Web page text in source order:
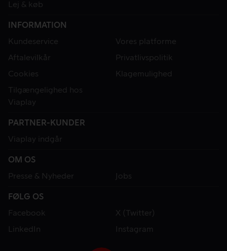
Lej & køb
INFORMATION
Kundeservice
Vores platforme
Aftalevilkår
Privatlivspolitik
Cookies
Klagemulighed
Tilgængelighed hos
Viaplay
PARTNER-KUNDER
Viaplay indgår
OM OS
Presse & Nyheder
Jobs
FØLG OS
Facebook
X (Twitter)
LinkedIn
Instagram